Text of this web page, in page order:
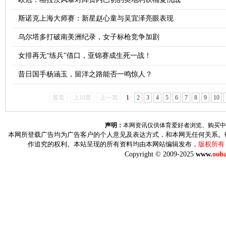
斯诺克上海大师赛：新星赵心童与吴宜泽亮眼表现
乌尔塔多打破南美洲纪录，女子标枪竞争加剧
女排再无“练兵”借口，亚锦赛成生死一战！
昔日国手杨涵玉，留洋之路能否一鸣惊人？
首页 上10页 上一页 1 2 3 4 5 6 7 8 9 10
声明： 本网资讯仅供体育爱好者浏览、购买
本网所登载广告均为广告客户的个人意见及表达方式，和本网无任何关系
作追究的权利。本站呈现的所有资料均由本网站编辑发布， 版权所有
Copyright © 2009-2025 www.